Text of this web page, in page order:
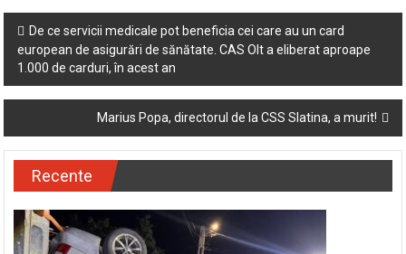
Post
navigation
De ce servicii medicale pot beneficia cei care au un card
european de asigurări de sănătate. CAS Olt a eliberat aproape
1.000 de carduri, în acest an
Marius Popa, directorul de la CSS Slatina, a murit!
Recente